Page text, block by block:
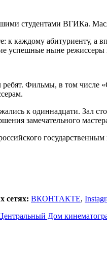
студентами ВГИКа.
к каждому абитуриенту,
успешные ныне режиссеры
Фильмы, в том числе
к одиннадцати. Зал
замечательного
сетях: ВКОНТАКТЕ,
Дом